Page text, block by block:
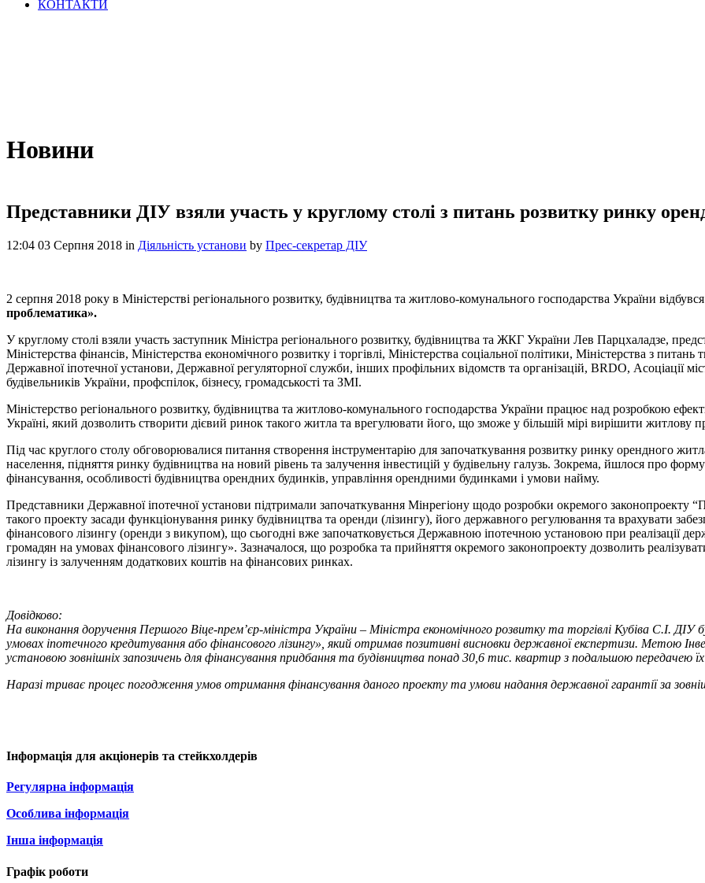
КОНТАКТИ
Новини
Представники ДІУ взяли участь у круглому столі з питань розвитку ринку
12:04 03 Серпня 2018 in Діяльність установи by Прес-секретар ДІУ
2 серпня 2018 року в Міністерстві регіонального розвитку, будівництва та житлово-комунального господарства України
проблематика».
У круглому столі взяли участь заступник Міністра регіонального розвитку, будівництва та ЖКГ України Лев Парцхаладзе,
Міністерства фінансів, Міністерства економічного розвитку і торгівлі, Міністерства соціальної політики, Міністерства з
Державної іпотечної установи, Державної регуляторної служби, інших профільних відомств та організацій, BRDO, Асоціації
будівельників України, профспілок, бізнесу, громадськості та ЗМІ.
Міністерство регіонального розвитку, будівництва та житлово-комунального господарства України працює над розробкою
Україні, який дозволить створити дієвий ринок такого житла та врегулювати його, що зможе у більшій мірі вирішити житлову
Під час круглого столу обговорювалися питання створення інструментарію для започаткування розвитку ринку орендного
населення, підняття ринку будівництва на новий рівень та залучення інвестицій у будівельну галузь. Зокрема, йшлося про
фінансування, особливості будівництва орендних будинків, управління орендними будинками і умови найму.
Представники Державної іпотечної установи підтримали започаткування Мінрегіону щодо розробки окремого
такого проекту засади функціонування ринку будівництва та оренди (лізингу), його державного регулювання та врахувати
фінансового лізингу (оренди з викупом), що сьогодні вже започатковується Державною іпотечною установою при реалізації
громадян на умовах фінансового лізингу». Зазначалося, що розробка та прийняття окремого законопроекту дозволить
лізингу із залученням додаткових коштів на фінансових ринках.
Довідково:
На виконання доручення Першого Віце-прем’єр-міністра України – Міністра економічного розвитку та торгівлі Кубіва С.І.
умовах іпотечного кредитування або фінансового лізингу», який отримав позитивні висновки державної експертизи. Метою
установою зовнішніх запозичень для фінансування придбання та будівництва понад 30,6 тис. квартир з подальшою передачею їх
Наразі триває процес погодження умов отримання фінансування даного проекту та умови надання державної гарантії за
Інформація для акціонерів та стейкхолдерів
Регулярна інформація
Особлива інформація
Інша інформація
Графік роботи